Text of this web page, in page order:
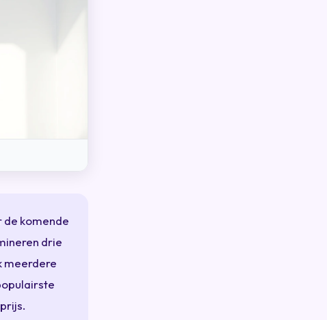
de komende
drie
meerdere